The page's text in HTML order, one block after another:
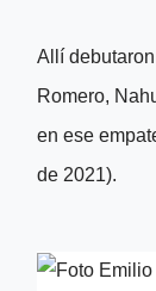
Allí
Romero,
en ese
de 2021).